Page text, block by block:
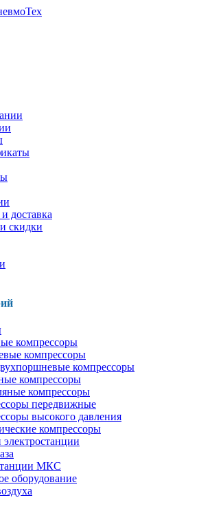
доставка
скидки
компрессоры
компрессоры
компрессоры
компрессоры
компрессоры
передвижные
высокого давления
компрессоры
МКС
оборудование